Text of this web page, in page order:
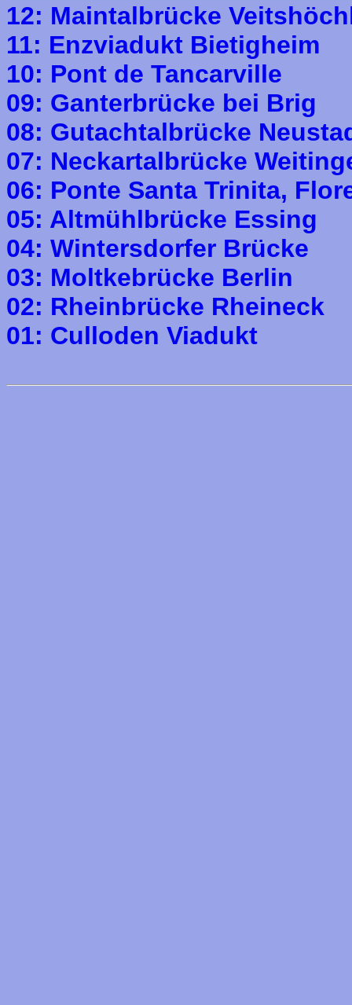
12: Maintalbrücke
11: Enzviadukt Bietigheim
10: Pont de Tancarville
09: Ganterbrücke bei Brig
08: Gutachtalbrücke
07: Neckartalbrücke
06: Ponte Santa Trinita,
05: Altmühlbrücke Essing
04: Wintersdorfer Brücke
03: Moltkebrücke Berlin
02: Rheinbrücke Rheineck
01: Culloden Viadukt